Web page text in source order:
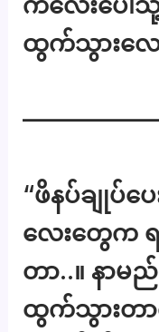
ထွက်သွားလ
“ဖိနပ်ချုပ်ပ
လေးတွေက
တာ..။ နာမ
ထွက်သွားတာ